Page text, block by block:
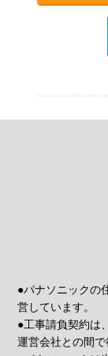
●パナソニックの
営しています。
●工事請負契約は
運営会社との間で